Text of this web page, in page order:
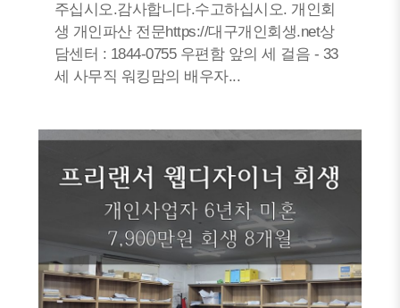
주십시오.감사합니다.수고하십시오. 개인회
생 개인파산 전문https://대구개인회생.net상
담센터 : 1844-0755 우편함 앞의 세 걸음 - 33
세 사무직 워킹맘의 배우자...